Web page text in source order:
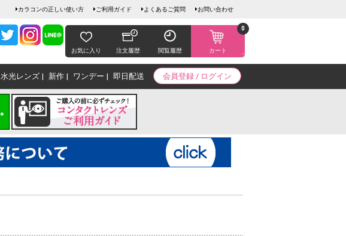
カラコンの正しい使い方 ご利用ガイド よくあるご質問 お問い合わせ
お気に入り 注文履歴 閲覧履歴 カート
0
会員登録 / ログイン
水光レンズ 新作 ワンデー 即日配送